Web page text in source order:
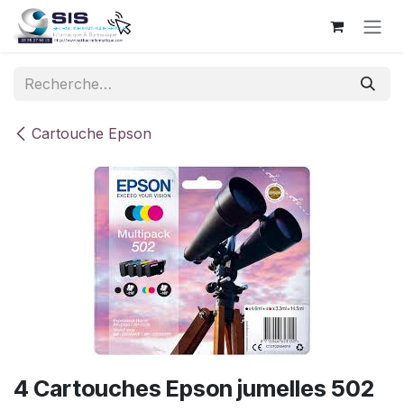
Se rendre au contenu
Cartouche Epson
4 Cartouches Epson jumelles 502